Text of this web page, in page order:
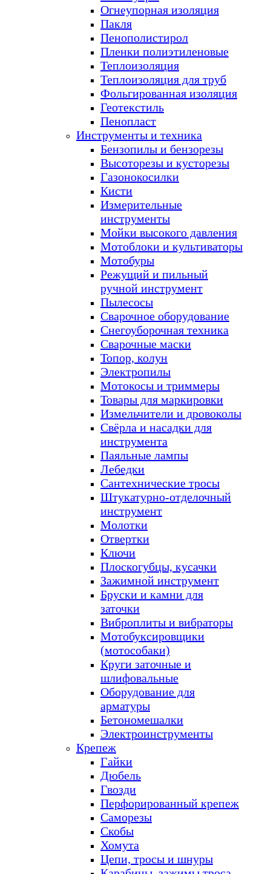
Огнеупорная изоляция
Пакля
Пенополистирол
Пленки полиэтиленовые
Теплоизоляция
Теплоизоляция для труб
Фольгированная изоляция
Геотекстиль
Пенопласт
Инструменты и техника
Бензопилы и бензорезы
Высоторезы и кусторезы
Газонокосилки
Кисти
Измерительные
инструменты
Мойки высокого давления
Мотоблоки и культиваторы
Мотобуры
Режущий и пильный
ручной инструмент
Пылесосы
Сварочное оборудование
Снегоуборочная техника
Сварочные маски
Топор, колун
Электропилы
Мотокосы и триммеры
Товары для маркировки
Измельчители и дровоколы
Свёрла и насадки для
инструмента
Паяльные лампы
Лебедки
Сантехнические тросы
Штукатурно-отделочный
инструмент
Молотки
Отвертки
Ключи
Плоскогубцы, кусачки
Зажимной инструмент
Бруски и камни для
заточки
Виброплиты и вибраторы
Мотобуксировщики
(мотособаки)
Круги заточные и
шлифовальные
Оборудование для
арматуры
Бетономешалки
Электроинструменты
Крепеж
Гайки
Дюбель
Гвозди
Перфорированный крепеж
Саморезы
Скобы
Хомута
Цепи, тросы и шнуры